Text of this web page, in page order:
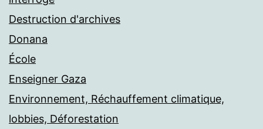
Destruction d'archives
Donana
École
Enseigner Gaza
Environnement, Réchauffement climatique,
lobbies, Déforestation